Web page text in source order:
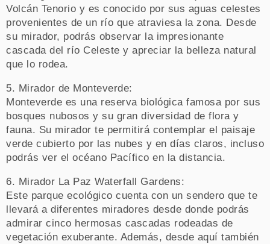
Volcán Tenorio y es conocido por sus aguas celestes
provenientes de un río que atraviesa la zona. Desde
su mirador, podrás observar la impresionante
cascada del río Celeste y apreciar la belleza natural
que lo rodea.
5. Mirador de Monteverde:
Monteverde es una reserva biológica famosa por sus
bosques nubosos y su gran diversidad de flora y
fauna. Su mirador te permitirá contemplar el paisaje
verde cubierto por las nubes y en días claros, incluso
podrás ver el océano Pacífico en la distancia.
6. Mirador La Paz Waterfall Gardens:
Este parque ecológico cuenta con un sendero que te
llevará a diferentes miradores desde donde podrás
admirar cinco hermosas cascadas rodeadas de
vegetación exuberante. Además, desde aquí también